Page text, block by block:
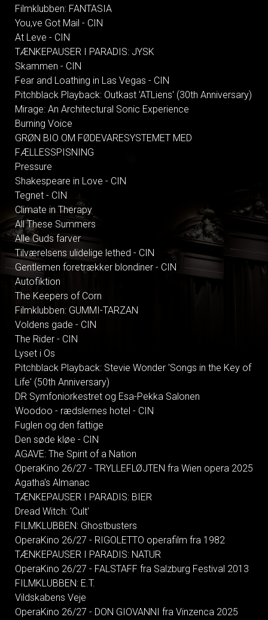
Filmklubben: FANTASIA
You,ve Got Mail - CIN
At Leve - CIN
TÆNKEPAUSER I PARADIS: JYSK
Skammen - CIN
Fear and Loathing in Las Vegas - CIN
Pitchblack Playback: Outkast 'ATLiens' (30th Anniversary)
Mirage: An Architectural Sonic Experience
Burning Voice
GRØN BIO OM FØDEVARESYSTEMET MED
FÆLLESSPISNING
Pressure
Shakespeare in Love - CIN
Tegnet - CIN
Climate in Therapy
All These Summers
Alle Guds farver
Tilværelsens ulidelige lethed - CIN
Gentlemen foretrækker blondiner - CIN
Autofiktion
The Keepers of Corn
Filmklubben: GUMMI-TARZAN
Voldens gade - CIN
The Rider - CIN
Lyset i Os
Pitchblack Playback: Stevie Wonder 'Songs in the Key of
Life' (50th Anniversary)
DR Symfoniorkestret og Esa-Pekka Salonen
Woodoo - rædslernes hotel - CIN
Fuglen og den fattige
Den søde kløe - CIN
AGAVE: The Spirit of a Nation
OperaKino 26/27 - TRYLLEFLØJTEN fra Wien opera 2025
Agatha's Almanac
TÆNKEPAUSER I PARADIS: BIER
Dread Witch: 'Cult'
FILMKLUBBEN: Ghostbusters
OperaKino 26/27 - RIGOLETTO operafilm fra 1982
TÆNKEPAUSER I PARADIS: NATUR
OperaKino 26/27 - FALSTAFF fra Salzburg Festival 2013
FILMKLUBBEN: E.T.
Vildskabens Veje
OperaKino 26/27 - DON GIOVANNI fra Vinzenca 2025